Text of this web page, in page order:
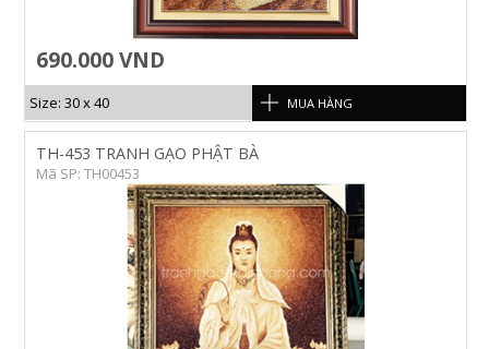
690.000 VND
Size: 30 x 40 MUA HÀNG
TH-453 TRANH GẠO PHẬT BÀ
Mã SP: TH00453